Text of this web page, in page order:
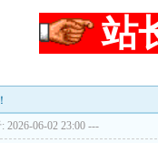
站
2026-06-02 23:00 ---